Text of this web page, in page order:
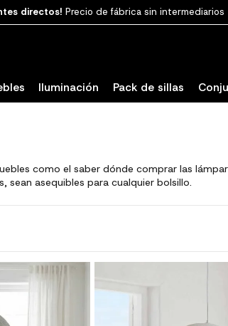
en 3cuotas SIN INTERESES con SeQura
Iluminación Pack de sillas
como el saber dónde comprar las
asequibles para cualquier bolsillo.